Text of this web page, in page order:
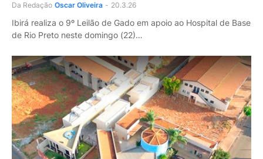
Da Redação Oscar Oliveira - 20.3.26
Ibirá realiza o 9º Leilão de Gado em apoio ao Hospital de Base
de Rio Preto neste domingo (22)…